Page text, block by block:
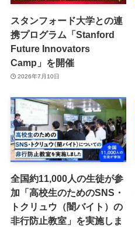
スタンフォード大学との連
携プログラム「Stanford
Future Innovators
Camp」を開催
2026年7月10日
全国約11,000人の生徒が参
加「高校生のためのSNS・
トクリュウ（闇バイト）の
非行防止教室」を実施しま